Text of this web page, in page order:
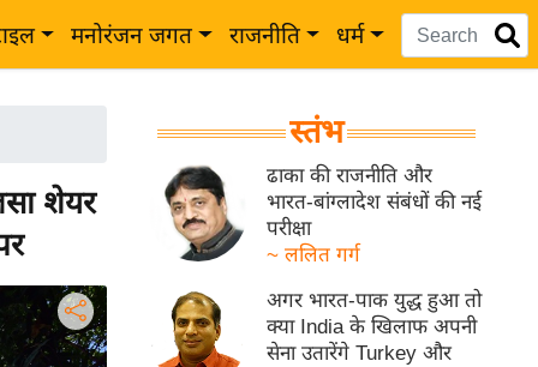
मनोरंजन जगत राजनीति धर्म
शेयर
स्तंभ
ढाका की राजनीति और
भारत-बांग्लादेश संबंधों की नई
परीक्षा
~ ललित गर्ग
अगर भारत-पाक युद्ध हुआ तो
क्या India के खिलाफ अपनी
सेना उतारेंगे Turkey और